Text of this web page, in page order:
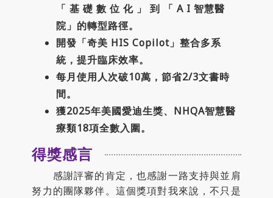
「 基 礎 數 位 化 」 到 「 A I 智慧醫
院」的轉型路徑。
開發「奇美 HIS Copilot」整合多系
統，提升臨床效率。
每月使用人次破10萬，節省2/3文書時
間。
獲2025年美國愛迪生獎、NHQA智慧醫
療類18項全數入圍。
得獎感言
感謝評審的肯定，也感謝一路支持與並肩
努力的團隊夥伴。這個獎項對我來說，不只是